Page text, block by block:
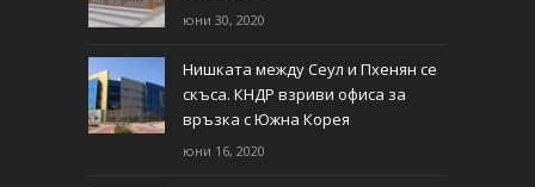
юни 30, 2020
Нишката между Сеул и Пхенян се
скъса. КНДР взриви офиса за
връзка с Южна Корея
юни 16, 2020